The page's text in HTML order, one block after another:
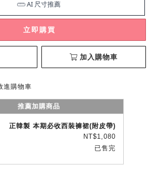
立即購買
加入購物車
進購物車
推薦加購商品
正韓製 本期必收西裝褲裙(附皮帶)
NT$1,080
已售完